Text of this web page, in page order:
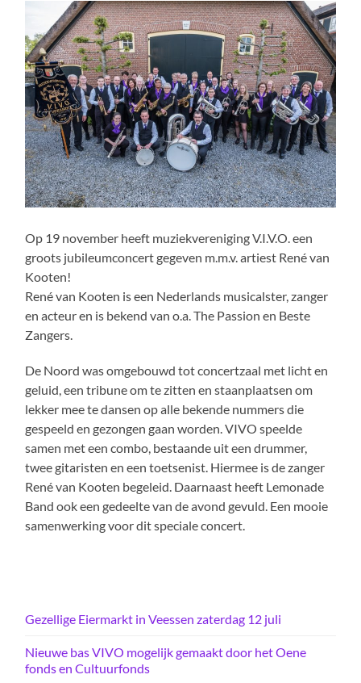
Op 19 november heeft muziekvereniging V.I.V.O. een
groots jubileumconcert gegeven m.m.v. artiest René van
Kooten!
René van Kooten is een Nederlands musicalster, zanger
en acteur en is bekend van o.a. The Passion en Beste
Zangers.
De Noord was omgebouwd tot concertzaal met licht en
geluid, een tribune om te zitten en staanplaatsen om
lekker mee te dansen op alle bekende nummers die
gespeeld en gezongen gaan worden. VIVO speelde
samen met een combo, bestaande uit een drummer,
twee gitaristen en een toetsenist. Hiermee is de zanger
René van Kooten begeleid. Daarnaast heeft Lemonade
Band ook een gedeelte van de avond gevuld. Een mooie
samenwerking voor dit speciale concert.
Gezellige Eiermarkt in Veessen zaterdag 12 juli
Nieuwe bas VIVO mogelijk gemaakt door het Oene
fonds en Cultuurfonds